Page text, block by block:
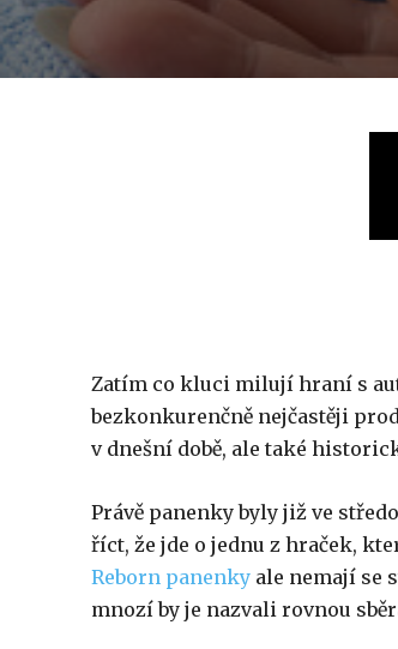
Zatím co kluci milují hraní s
bezkonkurenčně nejčastěji
v dnešní době, ale také
Právě panenky byly již ve
říct, že jde o jednu z hraček,
Reborn panenky ale nemají se
mnozí by je nazvali rovnou